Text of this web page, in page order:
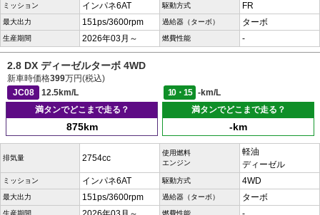
ミッション インパネ6AT 駆動方式 FR
最大出力 151ps/3600rpm 過給器（ターボ） ターボ
生産期間 2026年03月～ 燃費性能 -
2.8 DX ディーゼルターボ 4WD
新車時価格399万円(税込)
JC08
12.5km/L 10・15
-km/L
満タンでどこまで走る？
875km
満タンでどこまで走る？
-km
排気量 2754cc
使用燃料
エンジン
軽油
ディーゼル
ミッション インパネ6AT 駆動方式 4WD
最大出力 151ps/3600rpm 過給器（ターボ） ターボ
生産期間 燃費性能